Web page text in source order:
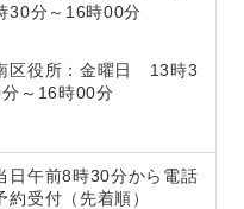
30分～16時00分
区役所：金曜日 13時3
～16時00分
日午前8時30分から電話
約受付（先着順）